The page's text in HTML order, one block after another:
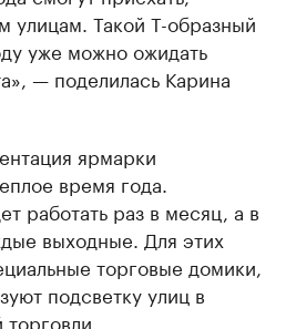
улицам. Такой Т-образный
уже можно ожидать
— поделилась Карина
ярмарки
время года.
работать раз в месяц, а в
выходные. Для этих
торговые домики,
подсветку улиц в